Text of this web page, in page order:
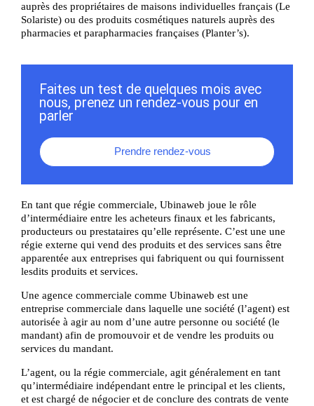
auprès des propriétaires de maisons individuelles français (Le
Solariste) ou des produits cosmétiques naturels auprès des
pharmacies et parapharmacies françaises (Planter’s).
Faites un test de quelques mois avec
nous, prenez un rendez-vous pour en
parler
Prendre rendez-vous
En tant que régie commerciale, Ubinaweb joue le rôle
d’intermédiaire entre les acheteurs finaux et les fabricants,
producteurs ou prestataires qu’elle représente. C’est une une
régie externe qui vend des produits et des services sans être
apparentée aux entreprises qui fabriquent ou qui fournissent
lesdits produits et services.
Une agence commerciale comme Ubinaweb est une
entreprise commerciale dans laquelle une société (l’agent) est
autorisée à agir au nom d’une autre personne ou société (le
mandant) afin de promouvoir et de vendre les produits ou
services du mandant.
L’agent, ou la régie commerciale, agit généralement en tant
qu’intermédiaire indépendant entre le principal et les clients,
et est chargé de négocier et de conclure des contrats de vente